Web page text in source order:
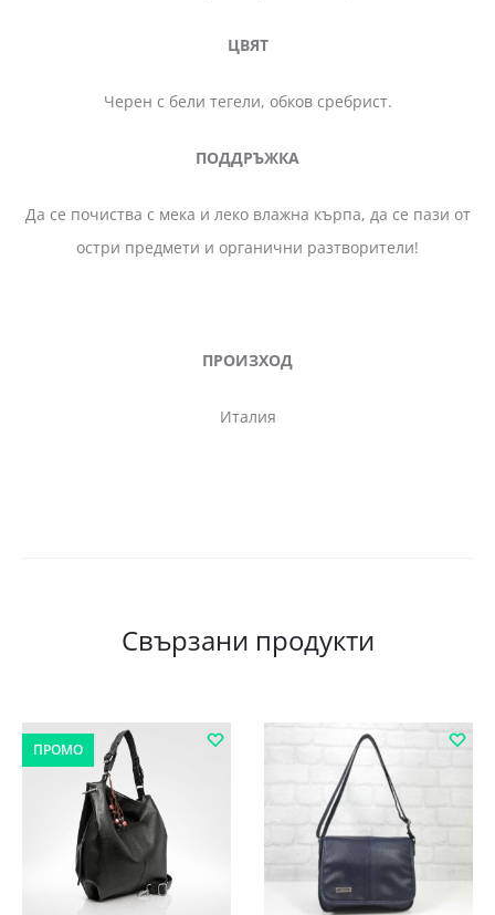
ЦВЯТ
Черен с бели тегели, обков сребрист.
ПОДДРЪЖКА
Да се почиства с мека и леко влажна кърпа, да се пази от
остри предмети и органични разтворители!
ПРОИЗХОД
Италия
Свързани продукти
ПРОМО